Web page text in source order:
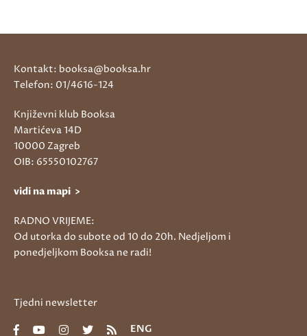
Kontakt: booksa@booksa.hr
Telefon: 01/4616-124
Književni klub Booksa
Martićeva 14D
10000 Zagreb
OIB: 65550102767
vidi na mapi >
RADNO VRIJEME:
Od utorka do subote od 10 do 20h. Nedjeljom i
ponedjeljkom Booksa ne radi!
Tjedni newsletter
ENG